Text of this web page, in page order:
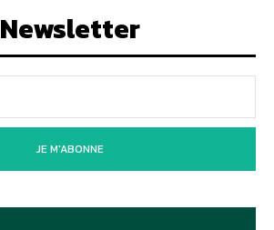
Newsletter
JE M'ABONNE